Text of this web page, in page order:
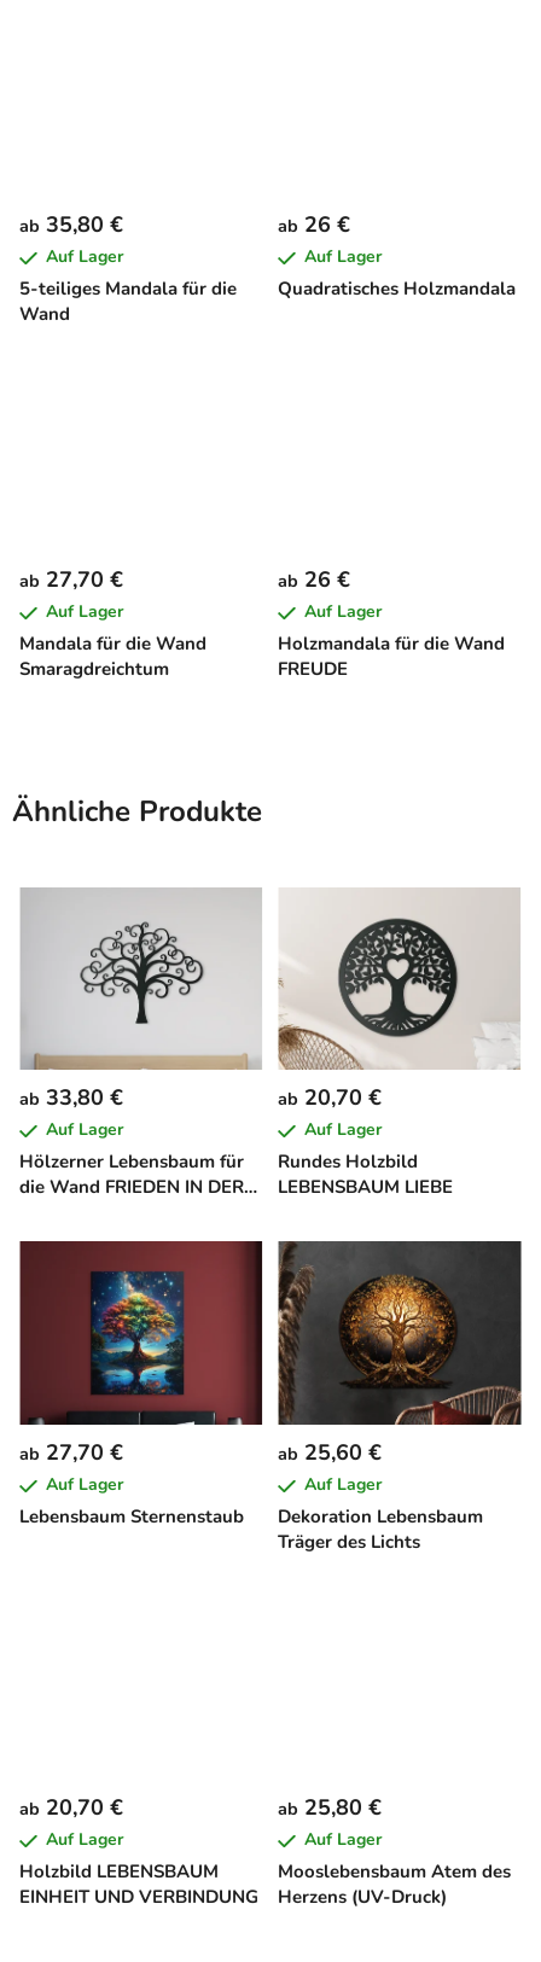
5-teiliges Mandala für die
Wand
ab 35,80 €
Auf Lager
Quadratisches Holzmandala
ab 26 €
Auf Lager
Mandala für die Wand
Smaragdreichtum
ab 27,70 €
Auf Lager
Holzmandala für die Wand
FREUDE
ab 26 €
Auf Lager
Ähnliche Produkte
Hölzerner Lebensbaum für
die Wand FRIEDEN IN DER
ab 33,80 €
Auf Lager
Rundes Holzbild
LEBENSBAUM LIEBE
ab 20,70 €
Auf Lager
Lebensbaum Sternenstaub
ab 27,70 €
Auf Lager
Dekoration Lebensbaum
Träger des Lichts
ab 25,60 €
Auf Lager
Holzbild LEBENSBAUM
EINHEIT UND VERBINDUNG
ab 20,70 €
Auf Lager
Mooslebensbaum Atem des
Herzens (UV-Druck)
ab 25,80 €
Auf Lager